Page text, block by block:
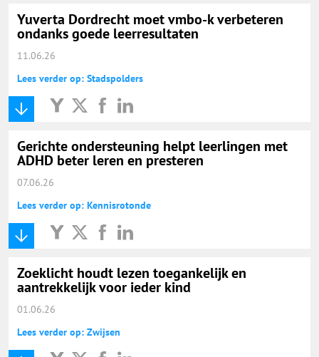
Yuverta Dordrecht moet vmbo-k verbeteren
ondanks goede leerresultaten
11.06.26
Lees verder op: Stadspolders
Gerichte ondersteuning helpt leerlingen met
ADHD beter leren en presteren
07.06.26
Lees verder op: Kennisrotonde
Zoeklicht houdt lezen toegankelijk en
aantrekkelijk voor ieder kind
01.06.26
Lees verder op: Zwijsen